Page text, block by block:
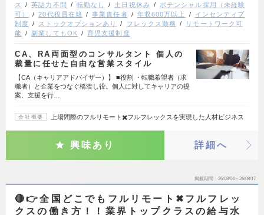
ス
英語力不問 転勤なし 土日祝休み
ポテンシャル採用（未経験
可）
20代役員在籍 事業責任者 年収600万以上
インセンティブ
制度
ストックオプションあり フレックス勤務
リモートワーク可
能
副業してもOK 育児支援制度
CA、RA両面型のコンサルタント 個人の
裁量に任せた自由な営業スタイル
【CA（キャリアアドバイザー）】 ■役割 ・転職希望者（求
職者）と企業をつなぐ橋渡し役。個人に対してキャリアの提
案、支援を行…
会社概要 上場間際のフルリモート✖️フルフレックスを実現した人材ビジネス
興味あり 詳細へ
掲載期間 26/08/04～26/08/17
🔴👉全国どこでもフルリモート✖︎フルフレッ
クスの働き方！！業界トップクラスの給与水